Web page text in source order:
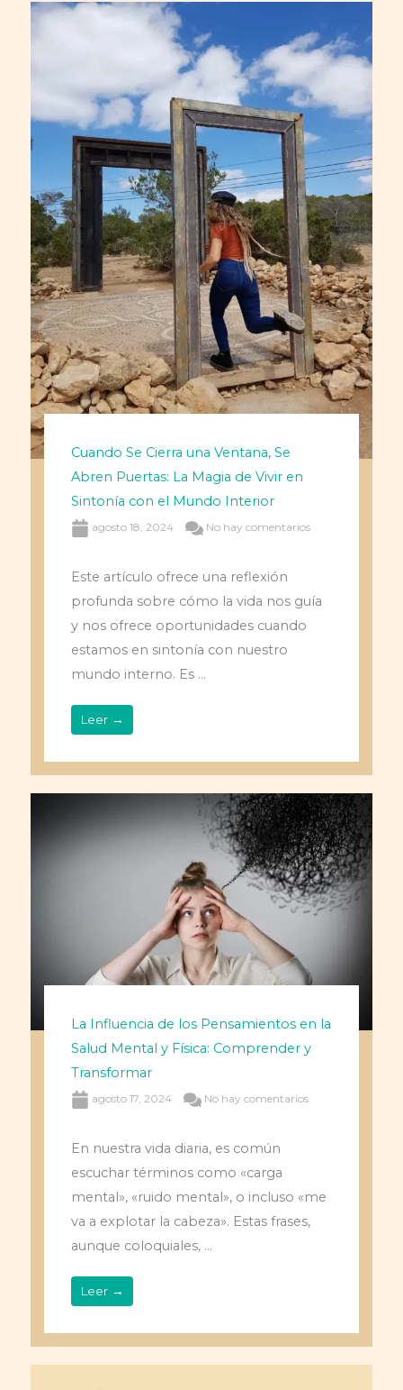
Cuando Se Cierra una Ventana, Se
Abren Puertas: La Magia de Vivir en
Sintonía con el Mundo Interior
agosto 18, 2024 No hay comentarios
Este artículo ofrece una reflexión
profunda sobre cómo la vida nos guía
y nos ofrece oportunidades cuando
estamos en sintonía con nuestro
mundo interno. Es ...
Leer →
La Influencia de los Pensamientos en la
Salud Mental y Física: Comprender y
Transformar
agosto 17, 2024 No hay comentarios
En nuestra vida diaria, es común
escuchar términos como «carga
mental», «ruido mental», o incluso «me
va a explotar la cabeza». Estas frases,
aunque coloquiales, ...
Leer →